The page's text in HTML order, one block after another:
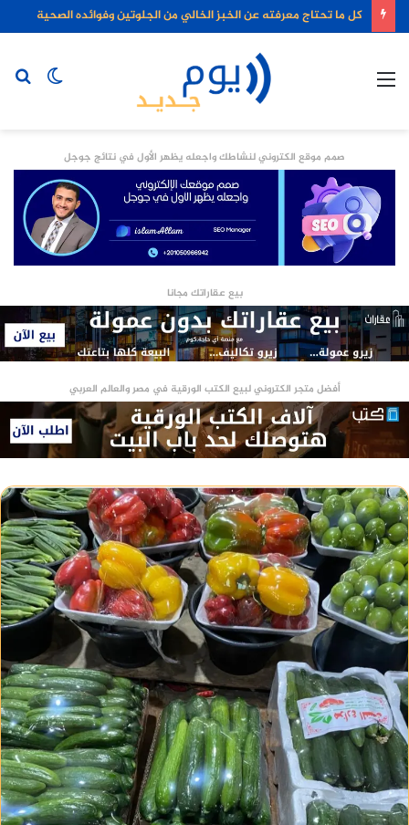
كل ما تحتاج معرفته عن الخبز الخالي من الجلوتين وفوائده الصحية
الوضع
صمم موقع الكتروني لنشاطك واجعله يظهر الأول في نتائج جوجل
بيع عقاراتك مجانا
أفضل متجر الكتروني لبيع الكتب الورقية في مصر والعالم العربي